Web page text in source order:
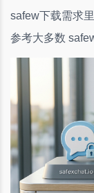
safew下载需求
参考大多数